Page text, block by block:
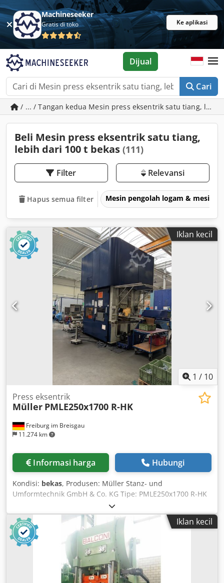
Machineseeker
Gratis di toko Ke aplikasi
Cari
Dijual
/ ... / Tangan kedua Mesin press eksentrik satu tiang,
Beli Mesin press eksentrik satu tiang,
lebih dari 100 t bekas (111)
Filter Relevansi
Hapus semua filter Mesin pengolah logam & mesin
Iklan kecil
1 / 10
Freiburg im Breisgau
11.274 km
Press eksentrik
Müller PMLE250x1700 R-HK
Informasi harga Hubungi
Kondisi: bekas, Produsen: Müller Stanz- und
Umformtechnik GmbH & Co. KG Tipe: PMLE250x1700 R-HK
Nomor Mesin: A05036-02 Tahun Pembuatan: 2006 Jenis
Mesin: Mesin Tekan Eksentrik Kekuatan Tekan: 2500 kN
Kekuatan Tekan: 250 ton Jumlah Langkah: 20–120 min⁻¹
Langkah: 25–125 mm Pengaturan Pendorong: 100 mm
Tegangan: 400 V Daya Motor: 55 kW Daya Terpasang: 100
kW Berat: 47.000 kg Bantalan Penarik: Tidak Kondisi: Bekas
Mesin mengalami kebocoran oli hidrolik Terdapat
beberapa kebocoran di area hidrolik Pin pengunci untuk
Iklan kecil